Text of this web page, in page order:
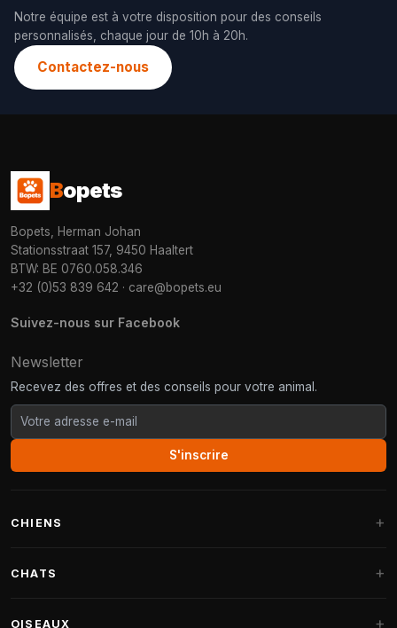
Notre équipe est à votre disposition pour des conseils
personnalisés, chaque jour de 10h à 20h.
Contactez-nous
Bopets
Bopets, Herman Johan
Stationsstraat 157, 9450 Haaltert
BTW: BE 0760.058.346
+32 (0)53 839 642 · care@bopets.eu
Suivez-nous sur Facebook
Newsletter
Recevez des offres et des conseils pour votre animal.
S'inscrire
CHIENS
CHATS
OISEAUX